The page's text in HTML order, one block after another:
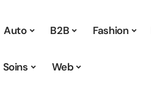
Auto B2B Fashion
Soins Web